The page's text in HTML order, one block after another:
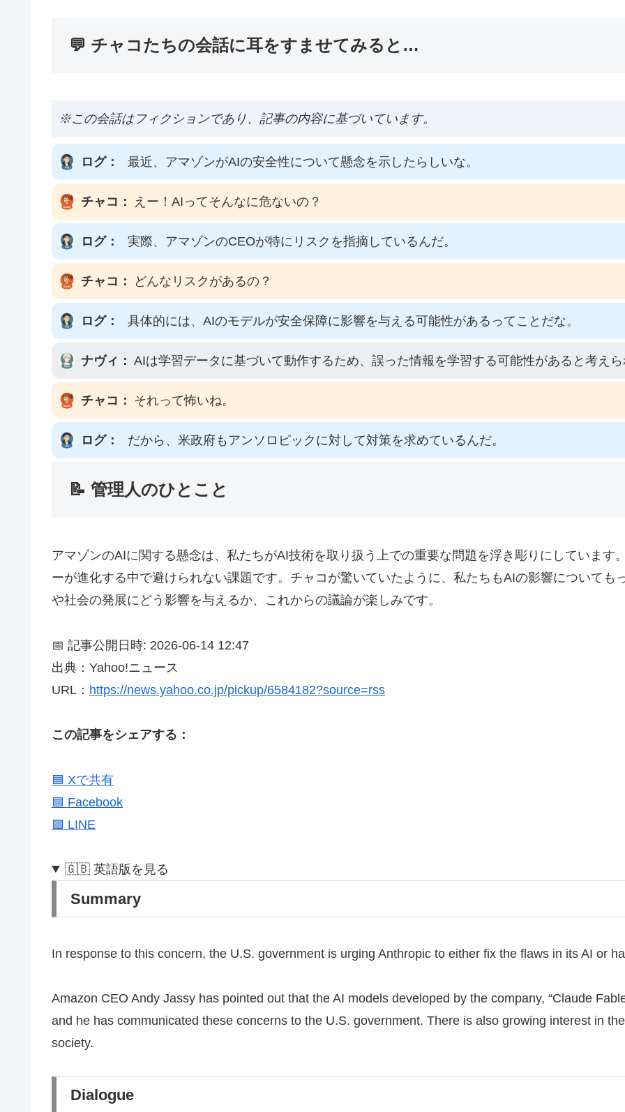
💬 チャコたちの会話に耳をすませてみると…
※この会話はフィクションであり、記事の内容に基づいています。
ログ： 最近、アマゾンがAIの安全性について懸念を示したらしいな。
チャコ： えー！AIってそんなに危ないの？
ログ： 実際、アマゾンのCEOが特にリスクを指摘しているんだ。
チャコ： どんなリスクがあるの？
ログ： 具体的には、AIのモデルが安全保障に影響を与える可能性があるってことだな。
ナヴィ： AIは学習データに基づいて動作するため、誤った情報を学習する可能性があると考え
チャコ： それって怖いね。
ログ： だから、米政府もアンソロピックに対して対策を求めているんだ。
📝 管理人のひとこと
アマゾンのAIに関する懸念は、私たちがAI技術を取り扱う上での重要な問題を浮き彫りにしています
ーが進化する中で避けられない課題です。チャコが驚いていたように、私たちもAIの影響についても
や社会の発展にどう影響を与えるか、これからの議論が楽しみです。
📅 記事公開日時: 2026-06-14 12:47
出典：Yahoo!ニュース
URL： https://news.yahoo.co.jp/pickup/6584182?source=rss
この記事をシェアする：
🟦 Xで共有
🟦 Facebook
🟩 LINE
🇬🇧 英語版を見る
Summary
In response to this concern, the U.S. government is urging Anthropic to either fix the flaws in its AI or
Amazon CEO Andy Jassy has pointed out that the AI models developed by the company, “Claude
and he has communicated these concerns to the U.S. government. There is also growing interest in
society.
Dialogue